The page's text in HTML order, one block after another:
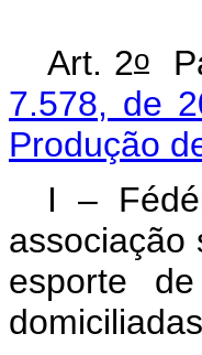
Art. 2o
7.578, de
Produção
I –
associação
esporte